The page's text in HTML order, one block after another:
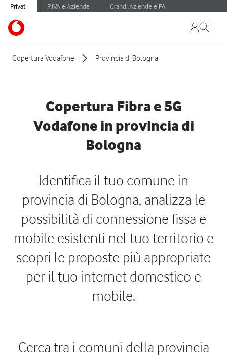
Privati P.IVA e Aziende Grandi Aziende e PA
Copertura Vodafone Provincia di Bologna
Copertura Fibra e 5G
Vodafone in provincia di
Bologna
Identifica il tuo comune in
provincia di Bologna, analizza le
possibilità di connessione fissa e
mobile esistenti nel tuo territorio e
scopri le proposte più appropriate
per il tuo internet domestico e
mobile.
Cerca tra i comuni della provincia